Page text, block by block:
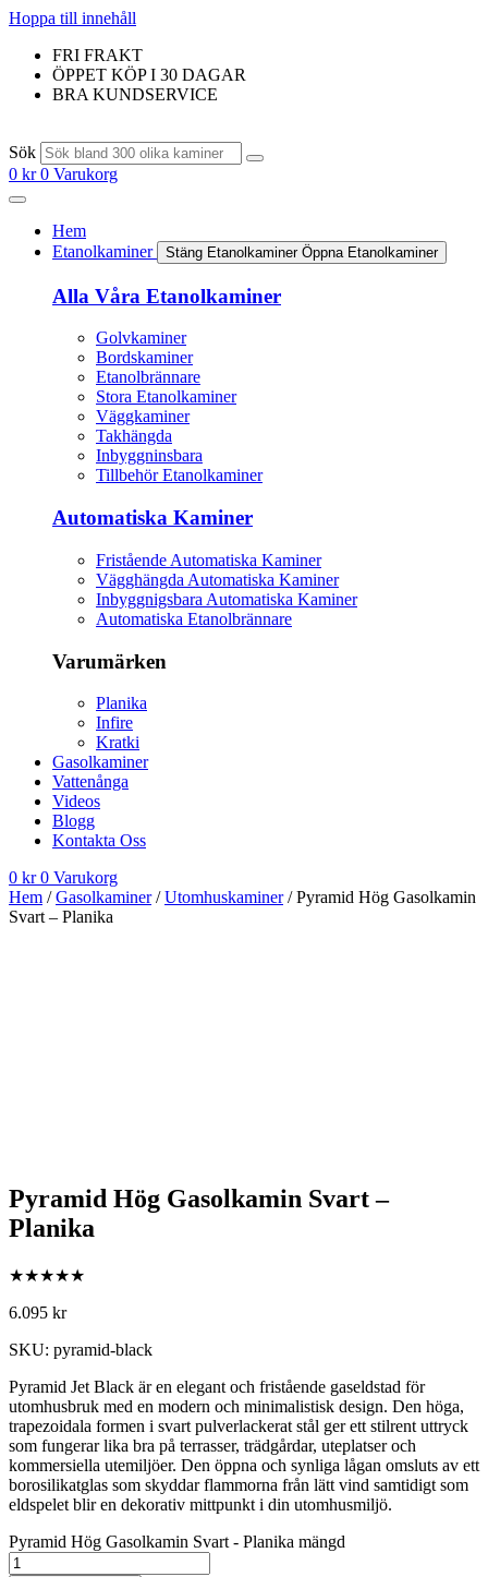
Hoppa till innehåll
FRI FRAKT
ÖPPET KÖP I 30 DAGAR
BRA KUNDSERVICE
Sök
0 kr 0 Varukorg
Hem
Etanolkaminer
Stäng Etanolkaminer Öppna Etanolkaminer
Alla Våra Etanolkaminer
Golvkaminer
Bordskaminer
Etanolbrännare
Stora Etanolkaminer
Väggkaminer
Takhängda
Inbyggninsbara
Tillbehör Etanolkaminer
Automatiska Kaminer
Fristående Automatiska Kaminer
Vägghängda Automatiska Kaminer
Inbyggnigsbara Automatiska Kaminer
Automatiska Etanolbrännare
Varumärken
Planika
Infire
Kratki
Gasolkaminer
Vattenånga
Videos
Blogg
Kontakta Oss
0 kr 0 Varukorg
Hem /Gasolkaminer/Utomhuskaminer/ Pyramid Hög Gasolkamin
Svart – Planika
Pyramid Hög Gasolkamin Svart –
Planika
★★★★★
6.095 kr
SKU: pyramid-black
Pyramid Jet Black är en elegant och fristående gaseldstad för
utomhusbruk med en modern och minimalistisk design. Den höga,
trapezoidala formen i svart pulverlackerat stål ger ett stilrent uttryck
som fungerar lika bra på terrasser, trädgårdar, uteplatser och
kommersiella utemiljöer. Den öppna och synliga lågan omsluts av ett
borosilikatglas som skyddar flammorna från lätt vind samtidigt som
eldspelet blir en dekorativ mittpunkt i din utomhusmiljö.
Pyramid Hög Gasolkamin Svart - Planika mängd